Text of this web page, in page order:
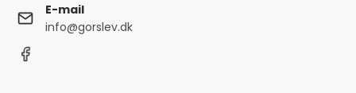
E-mail
info@gorslev.dk